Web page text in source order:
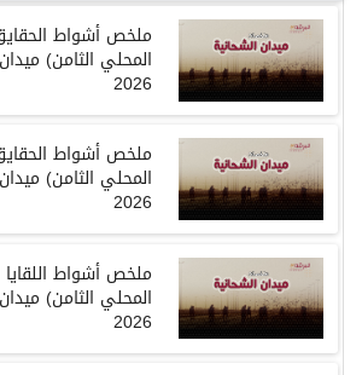
ملخص أشواط
2026
ملخص أشواط
المحلي الثامن) ميدان
2026
ملخص أشواط
المحلي الثامن)
2026